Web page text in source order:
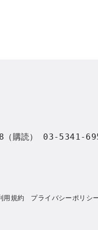
購読） 03-5341-
用規約 プライバシーポリシ